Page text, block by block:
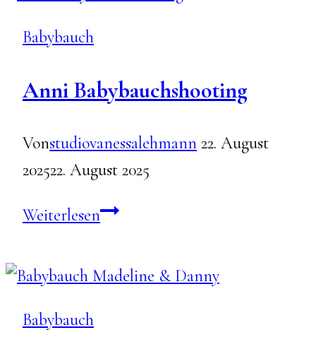
Babybauch
Anni Babybauchshooting
Vonstudiovanessalehmann 22. August
202522. August 2025
WeiterlesenAnni
Babybauch